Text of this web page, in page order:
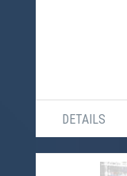
DETAILS